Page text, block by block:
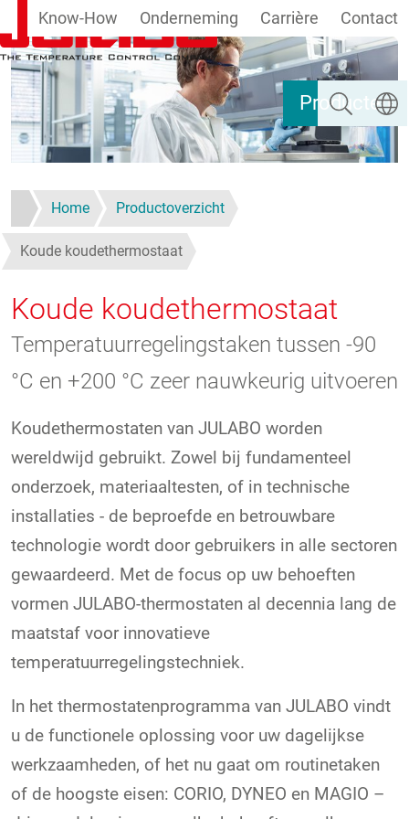
Overslaan en naar de inhoud gaan
Producten
Know-How Onderneming Carrière Contact
Zoeken Taal
Home Productoverzicht
Koude koudethermostaat
Koude koudethermostaat
Temperatuurregelingstaken tussen -90
°C en +200 °C zeer nauwkeurig uitvoeren
Koudethermostaten van JULABO worden
wereldwijd gebruikt. Zowel bij fundamenteel
onderzoek, materiaaltesten, of in technische
installaties - de beproefde en betrouwbare
technologie wordt door gebruikers in alle sectoren
gewaardeerd. Met de focus op uw behoeften
vormen JULABO-thermostaten al decennia lang de
maatstaf voor innovatieve
temperatuurregelingstechniek.
In het thermostatenprogramma van JULABO vindt
u de functionele oplossing voor uw dagelijkse
werkzaamheden, of het nu gaat om routinetaken
of de hoogste eisen: CORIO, DYNEO en MAGIO –